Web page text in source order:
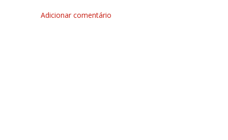
Adicionar comentário